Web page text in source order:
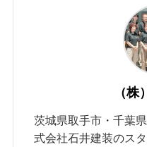
（株
茨城県取手市・千葉
式会社石井建装のス